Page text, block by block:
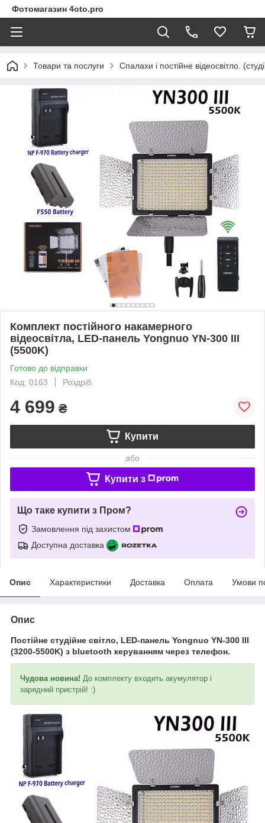
Фотомагазин 4oto.pro
Товари та послуги Спалахи і постійне відеосвітло.
Комплект постійного накамерного
відеосвітла, LED-панель Yongnuo YN-300 III
(5500K)
Готово до відправки
Код: 0163
Роздріб
4 699 ₴
Купити
або
Купити з
Що таке купити з Пром?
Замовлення під захистом
Доступна доставка
Опис Характеристики Доставка Оплата Умови
Опис
Постійне студійне світло, LED-панель Yongnuo YN-300 III
(3200-5500K) з bluetooth керуванням через телефон.
Чудова новина! До комплекту входить акумулятор і
зарядний пристрій! :)